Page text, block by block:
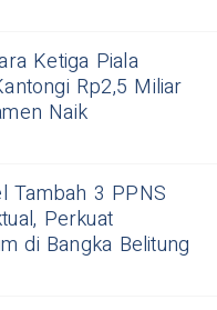
Ketiga Piala
Rp2,5 Miliar
Naik
Tambah 3 PPNS
Perkuat
di Bangka Belitung